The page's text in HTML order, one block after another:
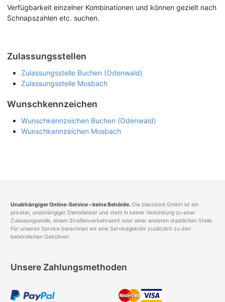
Verfügbarkeit einzelner Kombinationen und können gezielt nach
Schnapszahlen etc. suchen.
Zulassungsstellen
Zulassungsstelle Buchen (Odenwald)
Zulassungsstelle Mosbach
Wunschkennzeichen
Wunschkennzeichen Buchen (Odenwald)
Wunschkennzeichen Mosbach
Unabhängiger Online-Service – keine Behörde. Die blackbird GmbH ist ein
privater, unabhängiger Dienstleister und steht in keiner Verbindung zu einer
Zulassungsstelle, einem Straßenverkehrsamt oder einer anderen staatlichen Stelle.
Für unseren Service berechnen wir eine Servicegebühr zusätzlich zu den
behördlichen Gebühren.
Unsere Zahlungsmethoden